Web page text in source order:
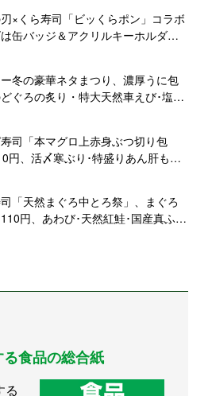
×くら寿司「ビッくらポン」コラボ
缶バッジ＆アクリルキーホルダ
冬の豪華ネタまつり、濃厚うに包
ぐろの炙り・特大天然車えび･塩〆
司「本マグロ上赤身ぶつ切り包
円、活〆寒ぶり･特盛りあん肝も登
「天然まぐろ中とろ祭」、まぐろ
円、あわび･天然紅鮭･国産真ふぐ
食品の総合紙
る